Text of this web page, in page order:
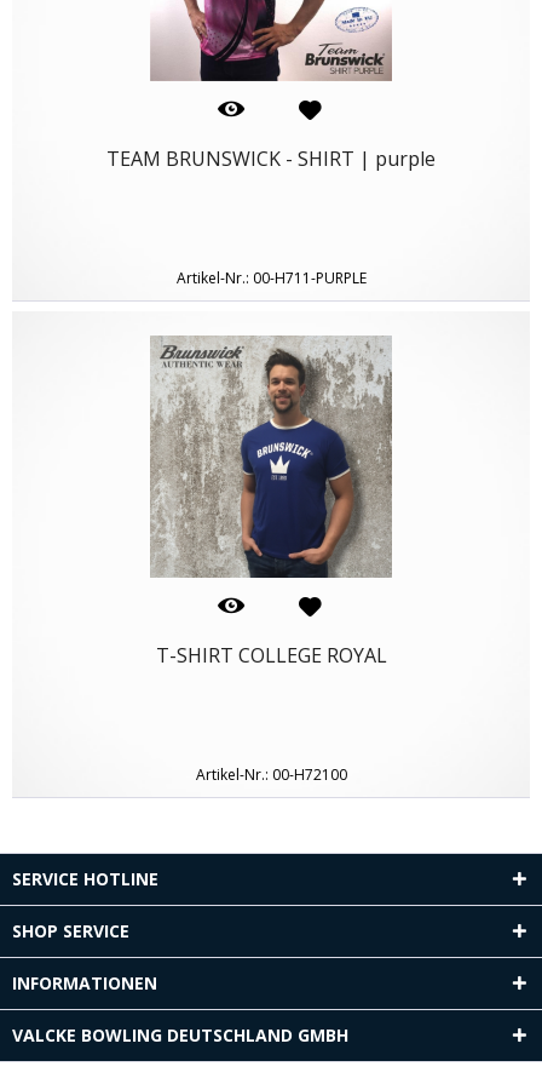
TEAM BRUNSWICK - SHIRT | purple
Artikel-Nr.: 00-H711-PURPLE
T-SHIRT COLLEGE ROYAL
Artikel-Nr.: 00-H72100
SERVICE HOTLINE
SHOP SERVICE
INFORMATIONEN
VALCKE BOWLING DEUTSCHLAND GMBH